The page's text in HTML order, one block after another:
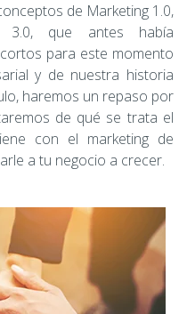
de Marketing 1.0,
3.0, que antes había
para este momento
y de nuestra historia
haremos un repaso por
de qué se trata el
con el marketing de
a tu negocio a crecer.